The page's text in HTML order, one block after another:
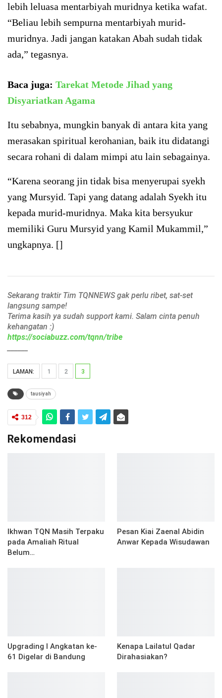
lebih leluasa mentarbiyah muridnya ketika wafat.
“Beliau lebih sempurna mentarbiyah murid-
muridnya. Jadi jangan katakan Abah sudah tidak
ada,” tegasnya.
Baca juga: Tarekat Metode Jihad yang
Disyariatkan Agama
Itu sebabnya, mungkin banyak di antara kita yang
merasakan spiritual kerohanian, baik itu didatangi
secara rohani di dalam mimpi atu lain sebagainya.
“Karena seorang jin tidak bisa menyerupai syekh
yang Mursyid. Tapi yang datang adalah Syekh itu
kepada murid-muridnya. Maka kita bersyukur
memiliki Guru Mursyid yang Kamil Mukammil,”
ungkapnya. []
Sekarang traktir Tim TQNNEWS gak perlu ribet, sat-set
langsung sampe!
Terima kasih ya sudah support kami. Salam cinta penuh
kehangatan :)
https://sociabuzz.com/tqnn/tribe
LAMAN: 1 2 3
tausiyah
312
Rekomendasi
Ikhwan TQN Masih Terpaku
pada Amaliah Ritual
Belum…
Pesan Kiai Zaenal Abidin
Anwar Kepada Wisudawan
Upgrading I Angkatan ke-
61 Digelar di Bandung
Kenapa Lailatul Qadar
Dirahasiakan?